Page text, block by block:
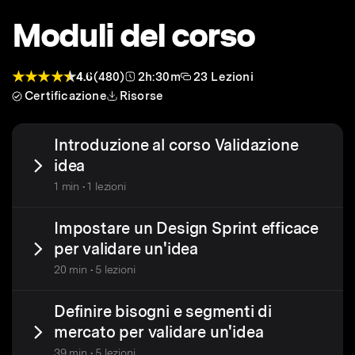
Moduli del corso
4.6(480) 2h:30m
23 Lezioni
Certificazione
Risorse
Introduzione al corso Validazione
idea
1 min • 1 lezioni
Impostare un Design Sprint efficace
per validare un'idea
20 min • 5 lezioni
Definire bisogni e segmenti di
mercato per validare un'idea